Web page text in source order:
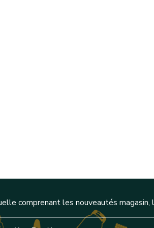
comprenant les nouveautés